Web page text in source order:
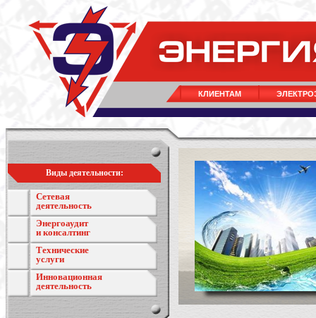
КЛИЕНТАМ
Виды деятельности:
Сетевая
деятельность
Энергоаудит
и консалтинг
Технические
услуги
Инновационная
деятельность